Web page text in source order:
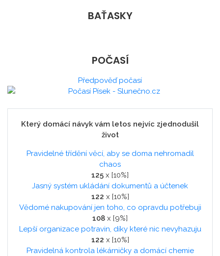
BAŤASKY
POČASÍ
Předpověď počasí
Který domácí návyk vám letos nejvíc zjednodušil
život
Pravidelné třídění věcí, aby se doma nehromadil
chaos
125 x [10%]
Jasný systém ukládání dokumentů a účtenek
122 x [10%]
Vědomé nakupování jen toho, co opravdu potřebuji
108 x [9%]
Lepší organizace potravin, díky které nic nevyhazuju
122 x [10%]
Pravidelná kontrola lékárničky a domácí chemie